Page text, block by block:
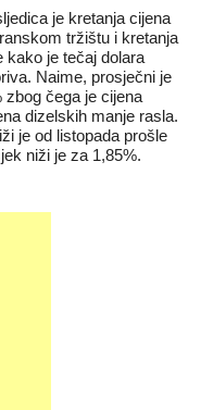
je kretanja cijena
tržištu i kretanja
kako je tečaj dolara
Naime, prosječni je
zbog čega je cijena
dizelskih manje rasla.
je od listopada prošle
niži je za 1,85%.